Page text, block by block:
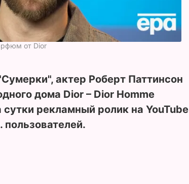
от Dior
актер Роберт Паттинсон
дома Dior – Dior Homme
рекламный ролик на YouTube